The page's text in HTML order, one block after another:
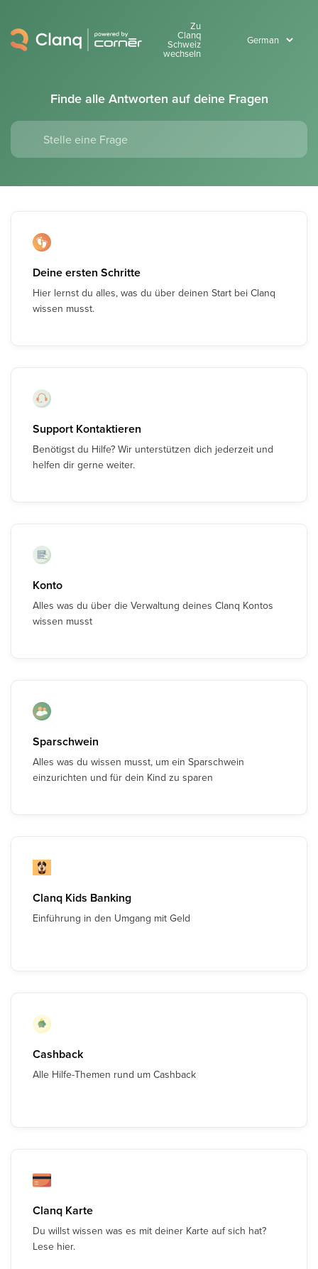
Zu
Clanq
Schweiz
wechseln
Finde alle Antworten auf deine Fragen
Deine ersten Schritte
Hier lernst du alles, was du über deinen Start bei Clanq
wissen musst.
Support Kontaktieren
Benötigst du Hilfe? Wir unterstützen dich jederzeit und
helfen dir gerne weiter.
Konto
Alles was du über die Verwaltung deines Clanq Kontos
wissen musst
Sparschwein
Alles was du wissen musst, um ein Sparschwein
einzurichten und für dein Kind zu sparen
Clanq Kids Banking
Einführung in den Umgang mit Geld
Cashback
Alle Hilfe-Themen rund um Cashback
Clanq Karte
Du willst wissen was es mit deiner Karte auf sich hat?
Lese hier.